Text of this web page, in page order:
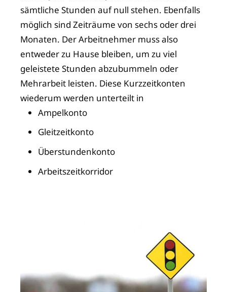
sämtliche Stunden auf null stehen. Ebenfalls
möglich sind Zeiträume von sechs oder drei
Monaten. Der Arbeitnehmer muss also
entweder zu Hause bleiben, um zu viel
geleistete Stunden abzubummeln oder
Mehrarbeit leisten. Diese Kurzzeitkonten
wiederum werden unterteilt in
Ampelkonto
Gleitzeitkonto
Überstundenkonto
Arbeitszeitkorridor